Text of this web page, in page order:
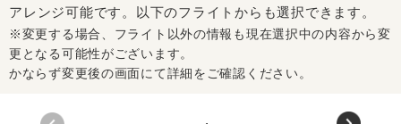
アレンジ可能です。以下のフライトからも選択できます。
※変更する場合、フライト以外の情報も現在選択中の内容から変
更となる可能性がございます。
かならず変更後の画面にて詳細をご確認ください。